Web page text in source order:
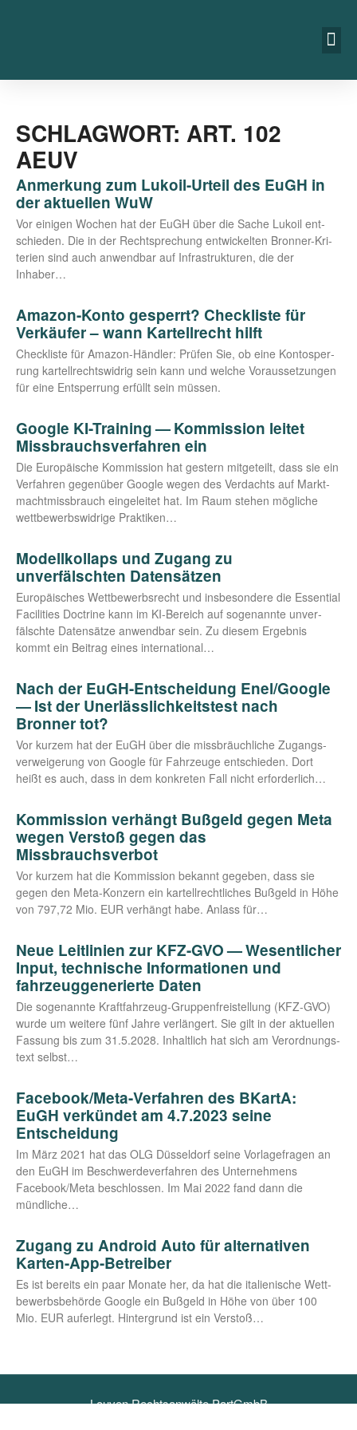
SCHLAGWORT: ART. 102
AEUV
Anmerkung zum Lukoil-Urteil des EuGH in
der aktuellen WuW
Vor eini­gen Wochen hat der EuGH über die Sache Lukoil ent­
schie­den. Die in der Recht­spre­chung ent­wi­ckel­ten Bron­­ner-Kri­­
te­ri­en sind auch anwend­bar auf Infra­struk­tu­ren, die der
Inhaber…
Amazon-Konto gesperrt? Checkliste für
Verkäufer – wann Kartellrecht hilft
Check­lis­te für Ama­zon-Händ­ler: Prü­fen Sie, ob eine Kon­to­sper­
rung kar­tell­rechts­wid­rig sein kann und wel­che Vor­aus­set­zun­gen
für eine Ent­sper­rung erfüllt sein müssen.
Google KI-Training — Kommission leitet
Missbrauchsverfahren ein
Die Euro­päi­sche Kom­mis­si­on hat ges­tern mit­ge­teilt, dass sie ein
Ver­fah­ren gegen­über Goog­le wegen des Ver­dachts auf Markt­
macht­miss­brauch ein­ge­lei­tet hat. Im Raum ste­hen mög­li­che
wett­be­werbs­wid­ri­ge Praktiken…
Modellkollaps und Zugang zu
unverfälschten Datensätzen
Euro­päi­sches Wett­be­werbs­recht und ins­be­son­de­re die Essen­ti­al
Faci­li­ties Doc­tri­ne kann im KI-Bereich auf soge­nann­te unver­
fälsch­te Daten­sät­ze anwend­bar sein. Zu die­sem Ergeb­nis
kommt ein Bei­trag eines international…
Nach der EuGH-Entscheidung Enel/​Google
— Ist der Unerlässlichkeitstest nach
Bronner tot?
Vor kur­zem hat der EuGH über die miss­bräuch­li­che Zugangs­
ver­wei­ge­rung von Goog­le für Fahr­zeu­ge ent­schie­den. Dort
heißt es auch, dass in dem kon­kre­ten Fall nicht erforderlich…
Kommission verhängt Bußgeld gegen Meta
wegen Verstoß gegen das
Missbrauchsverbot
Vor kur­zem hat die Kom­mis­si­on bekannt gege­ben, dass sie
gegen den Meta-Kon­­­zern ein kar­tell­recht­li­ches Buß­geld in Höhe
von 797,72 Mio. EUR ver­hängt habe. Anlass für…
Neue Leitlinien zur KFZ-GVO — Wesentlicher
Input, technische Informationen und
fahrzeuggenerierte Daten
Die soge­nann­te Kraft­­­fahr­­zeug-Grup­­pen­f­rei­s­tel­­lung (KFZ-GVO)
wur­de um wei­te­re fünf Jah­re ver­län­gert. Sie gilt in der aktu­el­len
Fas­sung bis zum 31.5.2028. Inhalt­lich hat sich am Ver­ord­nungs­
text selbst…
Facebook/Meta-Verfahren des BKartA:
EuGH verkündet am 4.7.2023 seine
Entscheidung
Im März 2021 hat das OLG Düs­sel­dorf sei­ne Vor­la­ge­fra­gen an
den EuGH im Beschwer­de­ver­fah­ren des Unter­neh­mens
Facebook/​Meta beschlos­sen. Im Mai 2022 fand dann die
mündliche…
Zugang zu Android Auto für alternativen
Karten-App-Betreiber
Es ist bereits ein paar Mona­te her, da hat die ita­lie­ni­sche Wett­
be­werbs­be­hör­de Goog­le ein Buß­geld in Höhe von über 100
Mio. EUR auf­er­legt. Hin­ter­grund ist ein Verstoß…
Louven Rechtsanwälte PartGmbB